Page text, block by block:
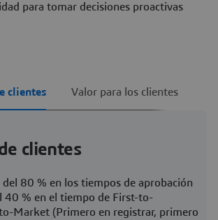
para tomar decisiones proactivas
clientes Valor para los clientes
clientes
del 80 % en los tiempos de aprobación
40 % en el tiempo de First-to-
Market (Primero en registrar, primero